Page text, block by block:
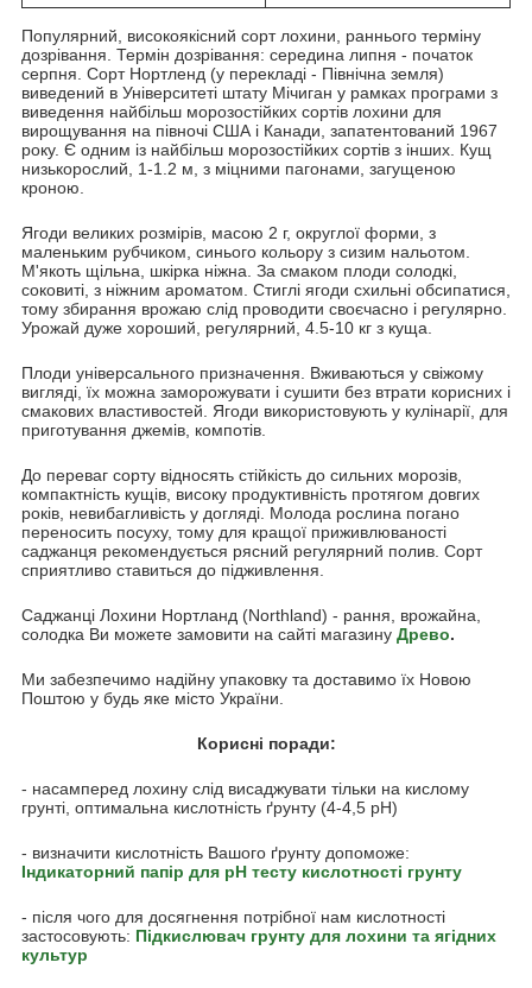
Популярний, високоякісний сорт лохини, раннього терміну
дозрівання. Термін дозрівання: середина липня - початок
серпня. Сорт Нортленд (у перекладі - Північна земля)
виведений в Університеті штату Мічиган у рамках програми з
виведення найбільш морозостійких сортів лохини для
вирощування на півночі США і Канади, запатентований 1967
року. Є одним із найбільш морозостійких сортів з інших. Кущ
низькорослий, 1-1.2 м, з міцними пагонами, загущеною
кроною.
Ягоди великих розмірів, масою 2 г, округлої форми, з
маленьким рубчиком, синього кольору з сизим нальотом.
М'якоть щільна, шкірка ніжна. За смаком плоди солодкі,
соковиті, з ніжним ароматом. Стиглі ягоди схильні обсипатися,
тому збирання врожаю слід проводити своєчасно і регулярно.
Урожай дуже хороший, регулярний, 4.5-10 кг з куща.
Плоди універсального призначення. Вживаються у свіжому
вигляді, їх можна заморожувати і сушити без втрати корисних і
смакових властивостей. Ягоди використовують у кулінарії, для
приготування джемів, компотів.
До переваг сорту відносять стійкість до сильних морозів,
компактність кущів, високу продуктивність протягом довгих
років, невибагливість у догляді. Молода рослина погано
переносить посуху, тому для кращої приживлюваності
саджанця рекомендується рясний регулярний полив. Сорт
сприятливо ставиться до підживлення.
Саджанці Лохини Нортланд (Northland) - рання, врожайна,
солодка Ви можете замовити на сайті магазину Древо.
Ми забезпечимо надійну упаковку та доставимо їх Новою
Поштою у будь яке місто України.
Корисні поради:
- насамперед лохину слід висаджувати тільки на кислому
грунті, оптимальна кислотність ґрунту (4-4,5 pH)
- визначити кислотність Вашого ґрунту допоможе:
Індикаторний папір для pH тесту кислотності грунту
- після чого для досягнення потрібної нам кислотності
застосовують: Підкислювач грунту для лохини та ягідних
культур